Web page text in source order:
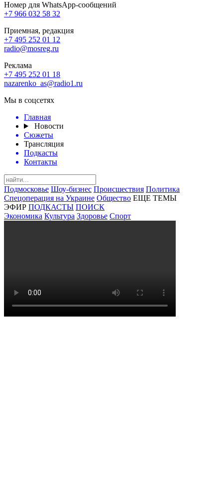
Номер для WhatsApp-сообщений
+7 966 032 58 32
Приемная, редакция
+7 495 252 01 12
radio@mosreg.ru
Реклама
+7 495 252 01 18
nazarenko_as@radio1.ru
Мы в соцсетях
Главная
Новости
Сюжеты
Трансляция
Подкасты
Контакты
Подмосковье Шоу-бизнес Происшествия Политика
Спецоперация на Украине Общество ЕЩЕ ТЕМЫ
ЭФИР ПОДКАСТЫ ПОИСК
Экономика Культура Здоровье Спорт